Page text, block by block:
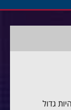
גדול